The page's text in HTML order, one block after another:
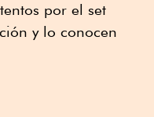
por el set
y lo conocen